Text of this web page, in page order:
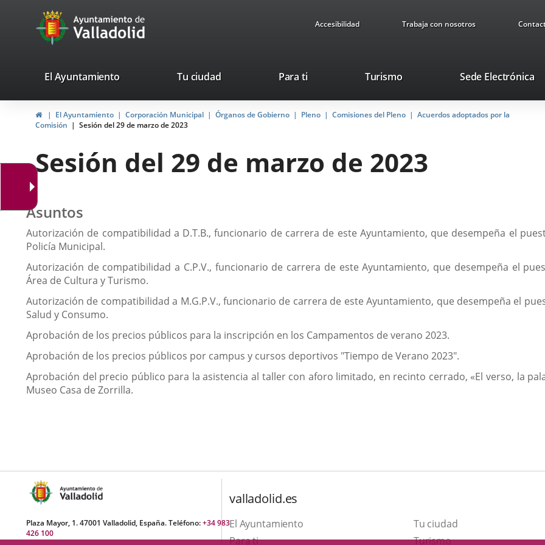
Portal
Web
Ayuntamiento
de
Valladolid
Accesibilidad Trabaja con nosotros
valladolid.es
El Ayuntamiento Tu ciudad Para ti TurismoEste
se
abrirá
ventana
nueva.
Sede Electrónica
InicioEl Ayuntamiento Corporación Municipal Órganos de Gobierno Pleno Comisiones del Pleno
Acuerdos adoptados por la
Comisión
Sesión del 29 de marzo de 2023
Sesión del 29 de marzo de 2023
Asuntos
Autorización de compatibilidad a D.T.B., funcionario de carrera de este Ayuntamiento, que desempeña el
Policía Municipal.
Autorización de compatibilidad a C.P.V., funcionario de carrera de este Ayuntamiento, que desempeña el
Área de Cultura y Turismo.
Autorización de compatibilidad a M.G.P.V., funcionario de carrera de este Ayuntamiento, que desempeña el
Salud y Consumo.
Aprobación de los precios públicos para la inscripción en los Campamentos de verano 2023.
Aprobación de los precios públicos por campus y cursos deportivos "Tiempo de Verano 2023".
Aprobación del precio público para la asistencia al taller con aforo limitado, en recinto cerrado, «El verso, la
Museo Casa de Zorrilla.
Plaza Mayor, 1. 47001 Valladolid, España. Teléfono:+34 983
426 100
valladolid.es
El Ayuntamiento
Tu ciudad
Para ti
TurismoEste